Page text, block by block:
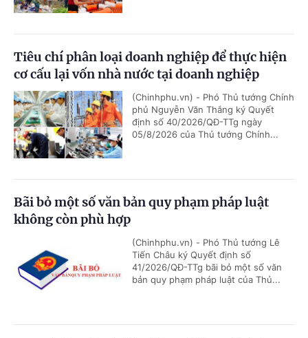
Tiêu chí phân loại doanh nghiệp để thực hiện
cơ cấu lại vốn nhà nước tại doanh nghiệp
(Chinhphu.vn) - Phó Thủ tướng Chính
phủ Nguyễn Văn Thắng ký Quyết
định số 40/2026/QĐ-TTg ngày
05/8/2026 của Thủ tướng Chính...
Bãi bỏ một số văn bản quy phạm pháp luật
không còn phù hợp
(Chinhphu.vn) - Phó Thủ tướng Lê
Tiến Châu ký Quyết định số
41/2026/QĐ-TTg bãi bỏ một số văn
bản quy phạm pháp luật của Thủ...